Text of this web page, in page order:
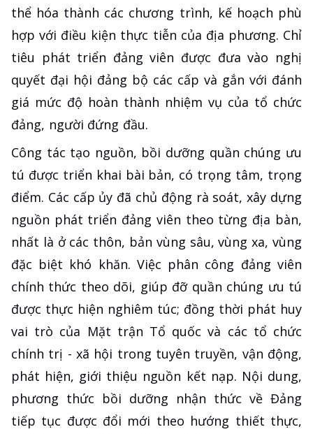
thể hóa thành các chương trình, kế hoạch phù
hợp với điều kiện thực tiễn của địa phương. Chỉ
tiêu phát triển đảng viên được đưa vào nghị
quyết đại hội đảng bộ các cấp và gắn với đánh
giá mức độ hoàn thành nhiệm vụ của tổ chức
đảng, người đứng đầu.
Công tác tạo nguồn, bồi dưỡng quần chúng ưu
tú được triển khai bài bản, có trọng tâm, trọng
điểm. Các cấp ủy đã chủ động rà soát, xây dựng
nguồn phát triển đảng viên theo từng địa bàn,
nhất là ở các thôn, bản vùng sâu, vùng xa, vùng
đặc biệt khó khăn. Việc phân công đảng viên
chính thức theo dõi, giúp đỡ quần chúng ưu tú
được thực hiện nghiêm túc; đồng thời phát huy
vai trò của Mặt trận Tổ quốc và các tổ chức
chính trị - xã hội trong tuyên truyền, vận động,
phát hiện, giới thiệu nguồn kết nạp. Nội dung,
phương thức bồi dưỡng nhận thức về Đảng
tiếp tục được đổi mới theo hướng thiết thực,